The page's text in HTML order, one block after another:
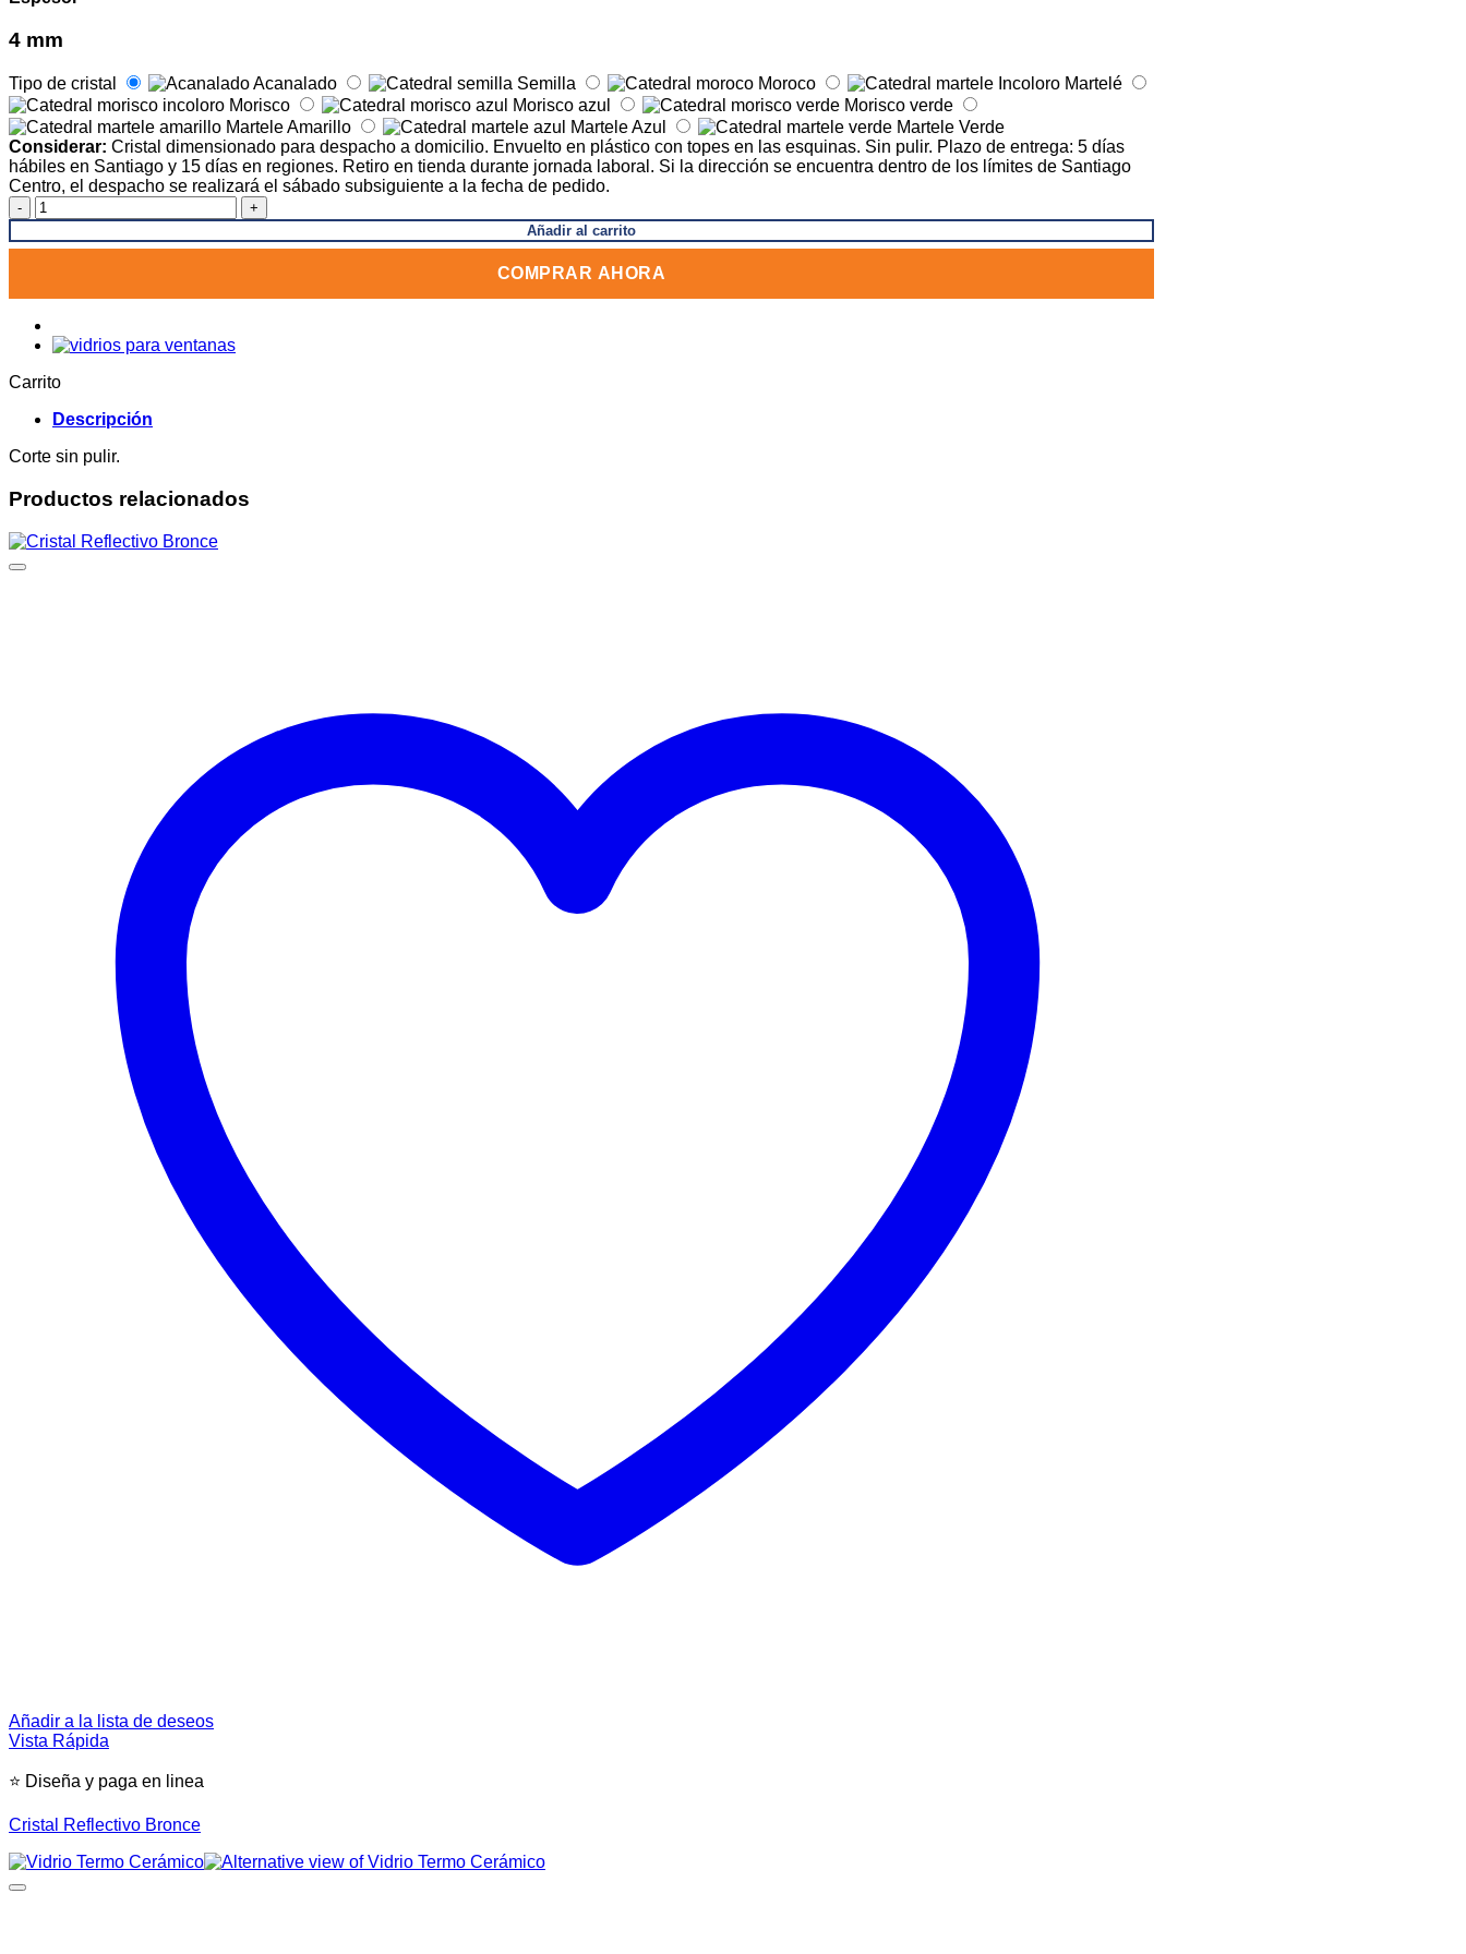
4 mm
Tipo de cristal Acanalado Semilla Moroco
Martelé
Morisco
Morisco azul
Morisco verde
Martele Amarillo
Martele Azul
Martele Verde
Considerar: Cristal dimensionado para despacho a domicilio. Envuelto en plástico con topes en las esquinas. Sin pulir. Plazo de entrega: 5 días
hábiles en Santiago y 15 días en regiones. Retiro en tienda durante jornada laboral. Si la dirección se encuentra dentro de los límites de Santiago
Centro, el despacho se realizará el sábado subsiguiente a la fecha de pedido.
Vidrio
especial
dimensionado
Añadir al carrito
COMPRAR AHORA
Carrito
Descripción
Corte sin pulir.
Productos relacionados
Añadir a la lista de deseos
Vista Rápida
⭐ Diseña y paga en linea
Cristal Reflectivo Bronce